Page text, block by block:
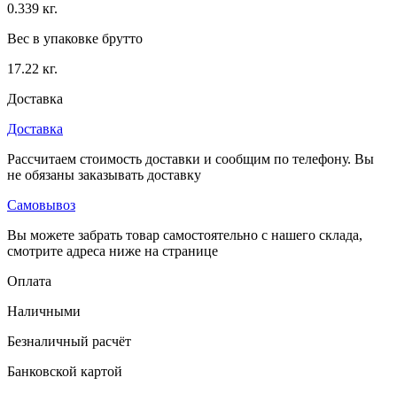
0.339 кг.
Вес в упаковке брутто
17.22 кг.
Доставка
Доставка
Рассчитаем стоимость доставки и сообщим по телефону. Вы
не обязаны заказывать доставку
Самовывоз
Вы можете забрать товар самостоятельно с нашего склада,
смотрите адреса ниже на странице
Оплата
Наличными
Безналичный расчёт
Банковской картой